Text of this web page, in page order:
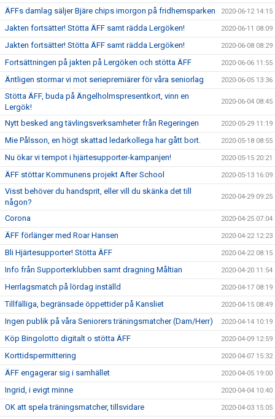
ÄFFs damlag säljer Bjäre chips imorgon på fridhemsparken 2020-06-12 14:15
Jakten fortsätter! Stötta ÄFF samt rädda Lergöken! 2020-06-11 08:09
Jakten fortsätter! Stötta ÄFF samt rädda Lergöken! 2020-06-08 08:29
Fortsättningen på jakten på Lergöken och stötta ÄFF 2020-06-06 11:55
Äntligen stormar vi mot seriepremiärer för våra seniorlag 2020-06-05 13:36
Stötta ÄFF, buda på Ängelholmspresentkort, vinn en
Lergök!
2020-06-04 08:45
Nytt besked ang tävlingsverksamheter från Regeringen 2020-05-29 11:19
Mie Pålsson, en högt skattad ledarkollega har gått bort. 2020-05-18 08:55
Nu ökar vi tempot i hjärtesupporter-kampanjen! 2020-05-15 20:21
ÄFF stöttar Kommunens projekt After School 2020-05-13 16:09
Visst behöver du handsprit, eller vill du skänka det till
någon?
2020-04-29 09:25
Corona 2020-04-25 07:04
ÄFF förlänger med Roar Hansen 2020-04-22 12:23
Bli Hjärtesupporter! Stötta ÄFF 2020-04-22 08:15
Info från Supporterklubben samt dragning Måltian 2020-04-20 11:54
Herrlagsmatch på lördag inställd 2020-04-17 08:19
Tillfälliga, begränsade öppettider på Kansliet 2020-04-15 08:49
Ingen publik på våra Seniorers träningsmatcher (Dam/Herr) 2020-04-14 10:19
Köp Bingolotto digitalt o stötta ÄFF 2020-04-09 12:59
Korttidspermittering 2020-04-07 15:32
ÄFF engagerar sig i samhället 2020-04-05 19:00
Ingrid, i evigt minne 2020-04-04 10:40
OK att spela träningsmatcher, tillsvidare 2020-04-03 15:05